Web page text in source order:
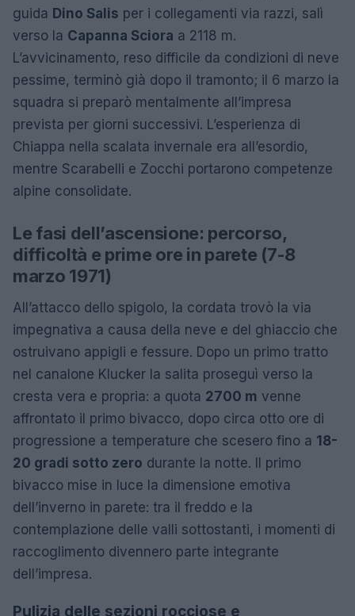
guida Dino Salis per i collegamenti via razzi, salì
verso la Capanna Sciora a 2118 m.
L’avvicinamento, reso difficile da condizioni di neve
pessime, terminò già dopo il tramonto; il 6 marzo la
squadra si preparò mentalmente all’impresa
prevista per giorni successivi. L’esperienza di
Chiappa nella scalata invernale era all’esordio,
mentre Scarabelli e Zocchi portarono competenze
alpine consolidate.
Le fasi dell’ascensione: percorso,
difficoltà e prime ore in parete (7-8
marzo 1971)
All’attacco dello spigolo, la cordata trovò la via
impegnativa a causa della neve e del ghiaccio che
ostruivano appigli e fessure. Dopo un primo tratto
nel canalone Klucker la salita proseguì verso la
cresta vera e propria: a quota 2700 m venne
affrontato il primo bivacco, dopo circa otto ore di
progressione a temperature che scesero fino a 18-
20 gradi sotto zero durante la notte. Il primo
bivacco mise in luce la dimensione emotiva
dell’inverno in parete: tra il freddo e la
contemplazione delle valli sottostanti, i momenti di
raccoglimento divennero parte integrante
dell’impresa.
Pulizia delle sezioni rocciose e